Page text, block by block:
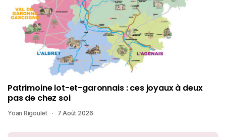
Patrimoine lot-et-garonnais : ces joyaux à deux
pas de chez soi
Yoan Rigoulet 7 Août 2026